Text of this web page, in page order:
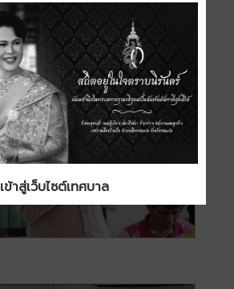
เข้าสู่เว็บไซต์เทศบาล